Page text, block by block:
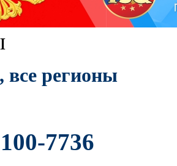
все регионы
7736